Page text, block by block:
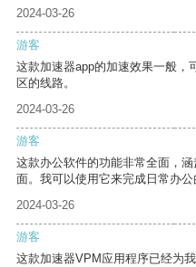
2024-03-26
游客
这款加速器app的加速效果一般，
区的线路。
2024-03-26
游客
这款办公软件的功能非常全面，
面。我可以使用它来完成日常办公
2024-03-26
游客
这款加速器VPM应用程序已经为